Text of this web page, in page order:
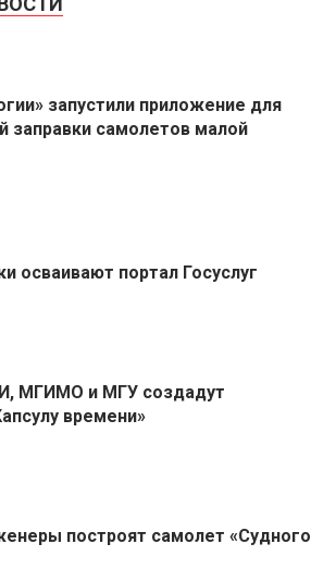
запустили приложение для
заправки самолетов малой
осваивают портал Госуслуг
МГИМО и МГУ создадут
времени»
построят самолет «Судного